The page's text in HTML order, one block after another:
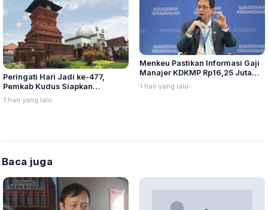
Peringati Hari Jadi ke-477,
Pemkab Kudus Siapkan
Anggaran Rp3,9 Miliar
1 hari yang lalu
Menkeu Pastikan Informasi Gaji
Manajer KDKMP Rp16,25 Juta
Tidak Benar
1 hari yang lalu
Baca juga